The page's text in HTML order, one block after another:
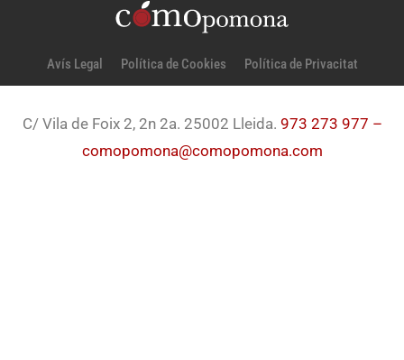
Avís Legal Política de Cookies Política de Privacitat
C/ Vila de Foix 2, 2n 2a. 25002 Lleida. 973 273 977 –
comopomona@comopomona.com